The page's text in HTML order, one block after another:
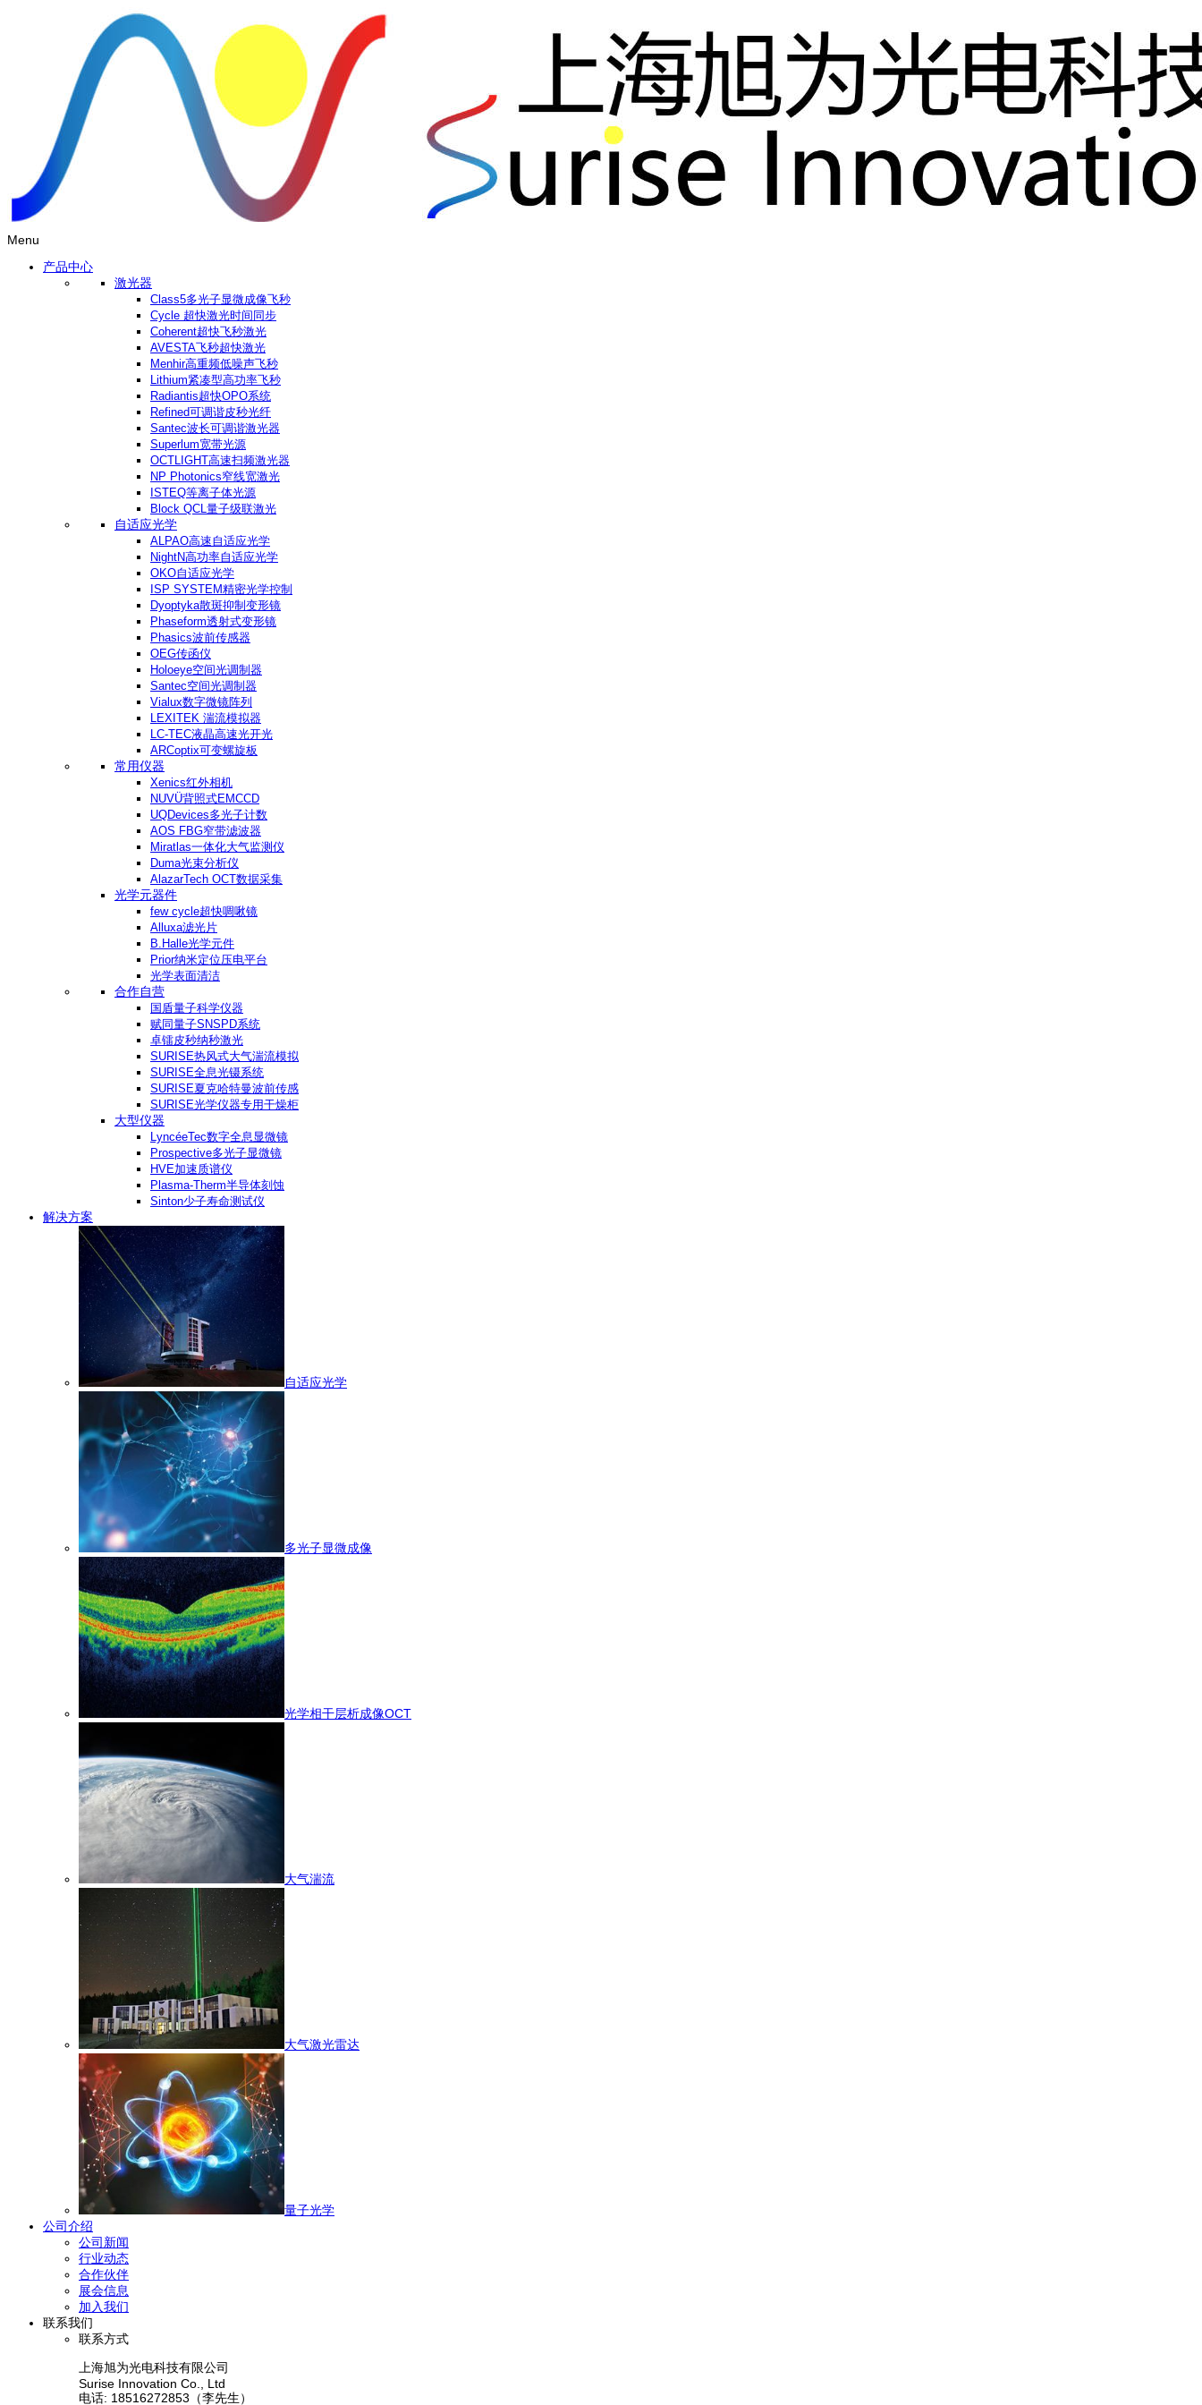
Menu
产品中心
激光器
Class5多光子显微成像飞秒
Cycle 超快激光时间同步
Coherent超快飞秒激光
AVESTA飞秒超快激光
Menhir高重频低噪声飞秒
Lithium紧凑型高功率飞秒
Radiantis超快OPO系统
Refined可调谐皮秒光纤
Santec波长可调谐激光器
Superlum宽带光源
OCTLIGHT高速扫频激光器
NP Photonics窄线宽激光
ISTEQ等离子体光源
Block QCL量子级联激光
自适应光学
ALPAO高速自适应光学
NightN高功率自适应光学
OKO自适应光学
ISP SYSTEM精密光学控制
Dyoptyka散斑抑制变形镜
Phaseform透射式变形镜
Phasics波前传感器
OEG传函仪
Holoeye空间光调制器
Santec空间光调制器
Vialux数字微镜阵列
LEXITEK 湍流模拟器
LC-TEC液晶高速光开光
ARCoptix可变螺旋板
常用仪器
Xenics红外相机
NUVÜ背照式EMCCD
UQDevices多光子计数
AOS FBG窄带滤波器
Miratlas一体化大气监测仪
Duma光束分析仪
AlazarTech OCT数据采集
光学元器件
few cycle超快啁啾镜
Alluxa滤光片
B.Halle光学元件
Prior纳米定位压电平台
光学表面清洁
合作自营
国盾量子科学仪器
赋同量子SNSPD系统
卓镭皮秒纳秒激光
SURISE热风式大气湍流模拟
SURISE全息光镊系统
SURISE夏克哈特曼波前传感
SURISE光学仪器专用干燥柜
大型仪器
LyncéeTec数字全息显微镜
Prospective多光子显微镜
HVE加速质谱仪
Plasma-Therm半导体刻蚀
Sinton少子寿命测试仪
解决方案
自适应光学
多光子显微成像
光学相干层析成像OCT
大气湍流
大气激光雷达
量子光学
公司介绍
公司新闻
行业动态
合作伙伴
展会信息
加入我们
联系我们
联系方式
上海旭为光电科技有限公司
Surise Innovation Co., Ltd
电话: 18516272853（李先生）